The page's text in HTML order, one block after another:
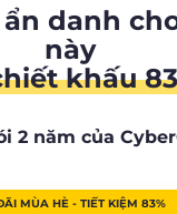
danh
này
khấu
2 năm của
MÙA HÈ - TIẾT KIỆM 83%